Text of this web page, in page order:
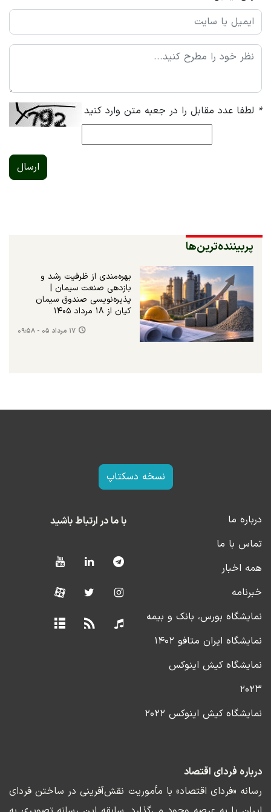
* لطفا عدد مقابل را در جعبه متن وارد کنید
ارسال
پربیننده‌ترین‌ها
بهره‌مندی از ظرفیت رشد و
بازدهی صنعت سیمان |
پذیره‌نویسی صندوق سیمان
کیان از ۱۸ مرداد ۱۴۰۵
۱۷ مرداد ۰۵ - ۰۹:۵۸
نسخه دسکتاپ
درباره ما
تماس با ما
همه اخبار
خبرنامه
نمایشگاه بورس، بانک و بیمه
نمایشگاه ایران متافو ۱۴۰۲
نمایشگاه کیش اینوکس
۲۰۲۳
نمایشگاه کیش اینوکس ۲۰۲۲
با ما در ارتباط باشید
درباره فردای اقتصاد
رسانه «فردای اقتصاد» با مأموریت نقش‌آفرینی در ساختن فردای